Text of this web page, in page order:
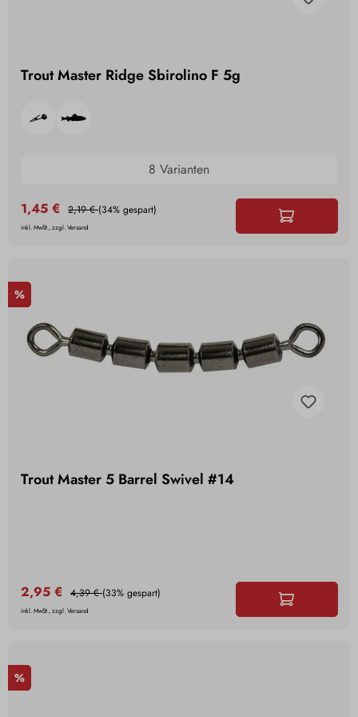
Trout Master Ridge Sbirolino F 5g
8 Varianten
1,45 € 2,19 €(34% gespart)
inkl. MwSt., zzgl. Versand
%
Trout Master 5 Barrel Swivel #14
2,95 € 4,39 €(33% gespart)
inkl. MwSt., zzgl. Versand
%